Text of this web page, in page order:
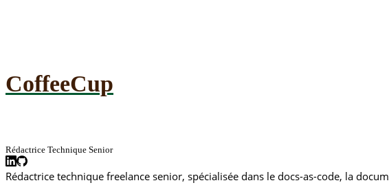
CoffeeCup
Rédactrice Technique Senior
Rédactrice technique freelance senior, spécialisée dans le docs-as-code, la